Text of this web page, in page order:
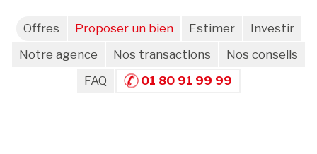
Offres Proposer un bien Estimer
Investir
Notre agence
Nos transactions
Nos conseils
FAQ
01 80 91 99 99